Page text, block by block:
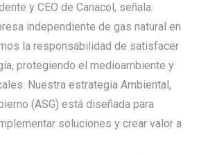
y CEO de Canacol, señala:
independiente de gas natural en
la responsabilidad de satisfacer
protegiendo el medioambiente y
Nuestra estrategia Ambiental,
(ASG) está diseñada para
soluciones y crear valor a